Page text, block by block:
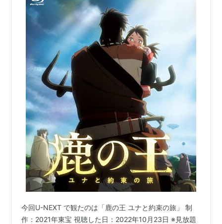
海がきこえる（原画）
On Your Mark（作画監督）
もののけ姫（作画監督）
千と千尋の神隠し（作画監督）
東京ゴッドファーザーズ（作画監督）
妄想代理人（キャラクターデザイン・作画監督・原
画）
イノセンス（原画）
パプリカ（キャラクターデザイン・作画監督）
ももへの手紙（キャラクターデザイン・作画監督）
ヱヴァンゲリヲン新劇場版:Q（原画）
思い出のマーニー（脚本・作画監督）
君の名は。（キャラクターデザイン・作画監督）
今回U-NEXT で観たのは「鹿の王 ユナと約束の旅」 制
作：2021年東宝 視聴した日：2022年10月23日 ※見放題